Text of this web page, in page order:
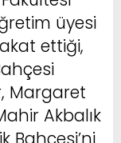
üyesi
ettiği,
Margaret
Akbalık